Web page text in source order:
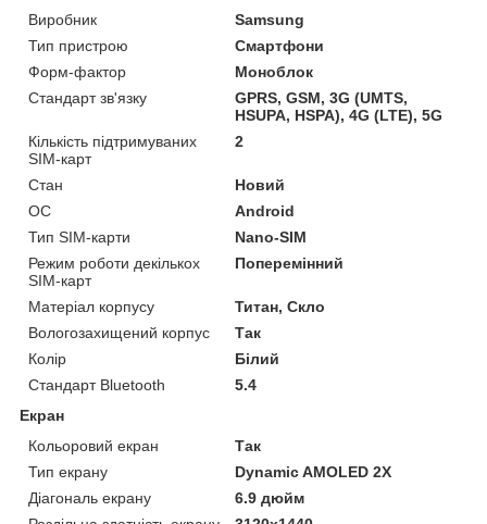
Виробник
Samsung
Тип пристрою
Смартфони
Форм-фактор
Моноблок
Стандарт зв'язку
GPRS, GSM, 3G (UMTS,
HSUPA, HSPA), 4G (LTE), 5G
Кількість підтримуваних
SIM-карт
2
Стан
Новий
ОС
Android
Тип SIM-карти
Nano-SIM
Режим роботи декількох
SIM-карт
Поперемінний
Матеріал корпусу
Титан, Скло
Вологозахищений корпус
Так
Колір
Білий
Стандарт Bluetooth
5.4
Екран
Кольоровий екран
Так
Тип екрану
Dynamic AMOLED 2X
Діагональ екрану
6.9 дюйм